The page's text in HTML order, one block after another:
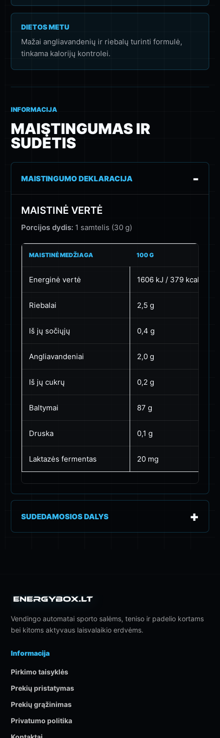
DIETOS METU
Mažai angliavandenių ir riebalų turinti formulė,
tinkama kalorijų kontrolei.
INFORMACIJA
MAISTINGUMAS IR
SUDĖTIS
MAISTINGUMO DEKLARACIJA
MAISTINĖ VERTĖ
Porcijos dydis: 1 samtelis (30 g)
MAISTINĖ MEDŽIAGA 100 G
Energinė vertė 1606 kJ / 379 kcal
Riebalai 2,5 g
Iš jų sočiųjų 0,4 g
Angliavandeniai 2,0 g
Iš jų cukrų 0,2 g
Baltymai 87 g
Druska 0,1 g
Laktazės fermentas 20 mg
SUDEDAMOSIOS DALYS
Vendingo automatai sporto salėms, teniso ir padelio kortams
bei kitoms aktyvaus laisvalaikio erdvėms.
Informacija
Pirkimo taisyklės
Prekių pristatymas
Prekių grąžinimas
Privatumo politika